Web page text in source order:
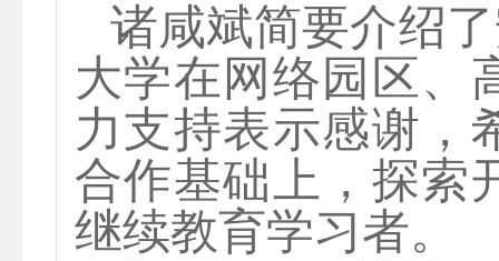
诸咸斌简要介绍
大学在网络园区、
力支持表示感谢，
合作基础上，探索
继续教育学习者。